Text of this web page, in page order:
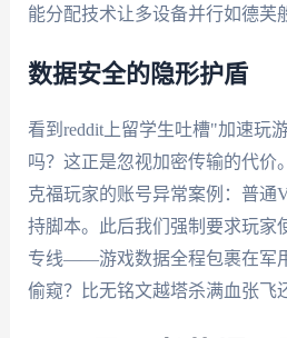
能分配技术让多设备并行如德芙
数据安全的隐形护盾
看到reddit上留学生吐槽"加速玩
吗？这正是忽视加密传输的代价
克福玩家的账号异常案例：普通
持脚本。此后我们强制要求玩家
专线——游戏数据全程包裹在军
偷窥？比无铭文越塔杀满血张飞